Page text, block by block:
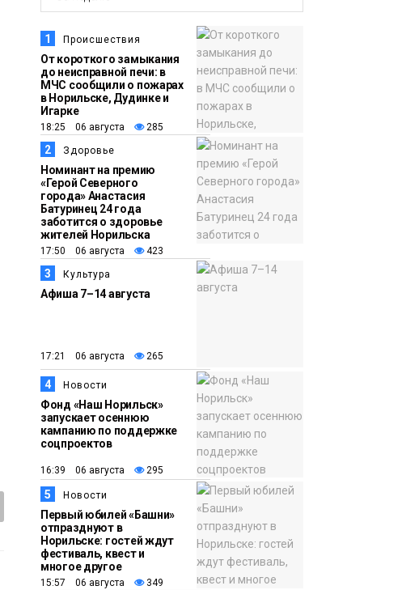
Плато
Путорана
создадут систему
наблюдения за вечной
мерзлотой и очистят
территорию от мусора
13:47
Новости
Заполярный
транспортный филиал
в Дудинке
заасфальтировал 47
тысяч «квадратов»
грузовых площадок
13:10
В Норильске лыжную
базу «Оль-Гуль»
12:25
Медиакомпании
Барнаул обошёл
Красноярск в
списке городов,
откуда приехали
норильчане
1 Происшествия
От короткого замыкания
до неисправной печи: в
МЧС сообщили о пожарах
в Норильске, Дудинке и
Игарке
18:25 06 августа 285
2 Здоровье
Номинант на премию
«Герой Северного
города» Анастасия
Батуринец 24 года
заботится о здоровье
жителей Норильска
17:50 06 августа 423
3 Культура
Афиша 7–14 августа
17:21 06 августа 265
4 Новости
Фонд «Наш Норильск»
запускает осеннюю
кампанию по поддержке
соцпроектов
16:39 06 августа 295
5 Новости
Первый юбилей «Башни»
отпразднуют в
Норильске: гостей ждут
фестиваль, квест и
многое другое
15:57 06 августа 349